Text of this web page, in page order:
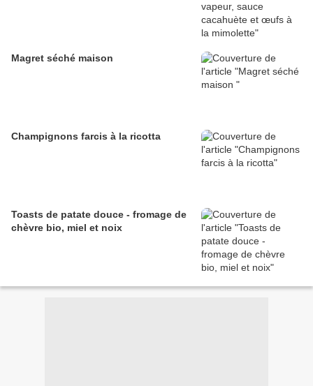
Magret séché maison
Champignons farcis à la ricotta
Toasts de patate douce - fromage de
chèvre bio, miel et noix